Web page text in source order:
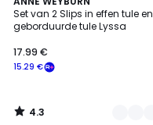
Set van 2 Slips in effen tule en
geborduurde tule Lyssa
15.29 €
17.99 €
/ 5
Kleuren
4.3
/